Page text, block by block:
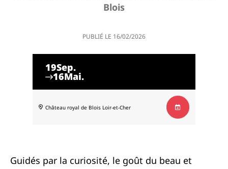
Blois
PUBLIÉ LE 16/02/2026
19Sep.
16Mai.
Château royal de Blois Loir-et-Cher
Guidés par la curiosité, le goût du beau et